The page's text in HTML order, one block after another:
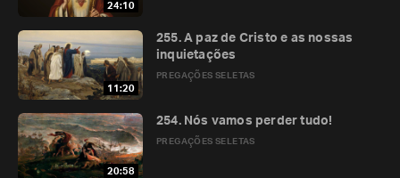
24:10
11:20
PREGAÇÕES SELETAS
255. A paz de Cristo e as nossas
inquietações
20:58
PREGAÇÕES SELETAS
254. Nós vamos perder tudo!